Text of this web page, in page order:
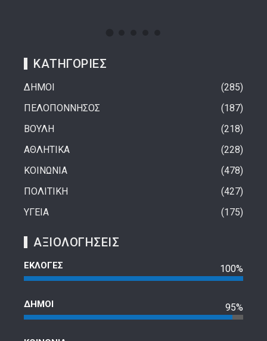
ΚΑΤΗΓΟΡΙΕΣ
ΔΗΜΟΙ
285
ΠΕΛΟΠΟΝΝΗΣΟΣ
187
ΒΟΥΛΗ
218
ΑΘΛΗΤΙΚΑ
228
ΚΟΙΝΩΝΙΑ
478
ΠΟΛΙΤΙΚΗ
427
ΥΓΕΙΑ
175
ΑΞΙΟΛΟΓΗΣΕΙΣ
ΕΚΛΟΓΕΣ 100%
ΔΗΜΟΙ 95%